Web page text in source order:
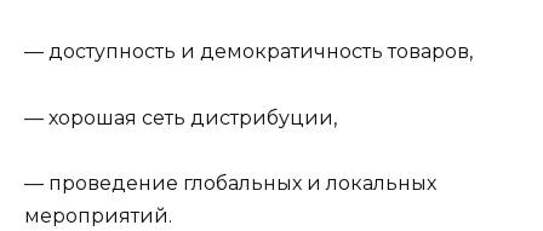
— доступность и демократичность товаров,
— хорошая сеть дистрибуции,
— проведение глобальных и локальных
мероприятий.